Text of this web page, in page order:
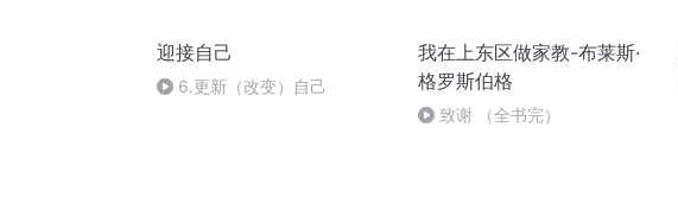
迎接自己
6.更新（改变）自己
我在上东区做家教-布莱斯·
格罗斯伯格
致谢 （全书完）